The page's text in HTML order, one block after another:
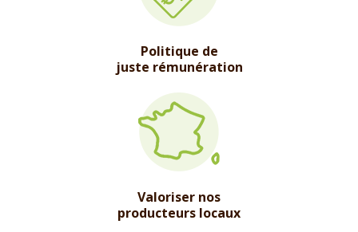
Politique de
juste rémunération
Valoriser nos
producteurs locaux